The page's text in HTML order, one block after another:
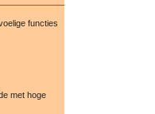
functies
met hoge